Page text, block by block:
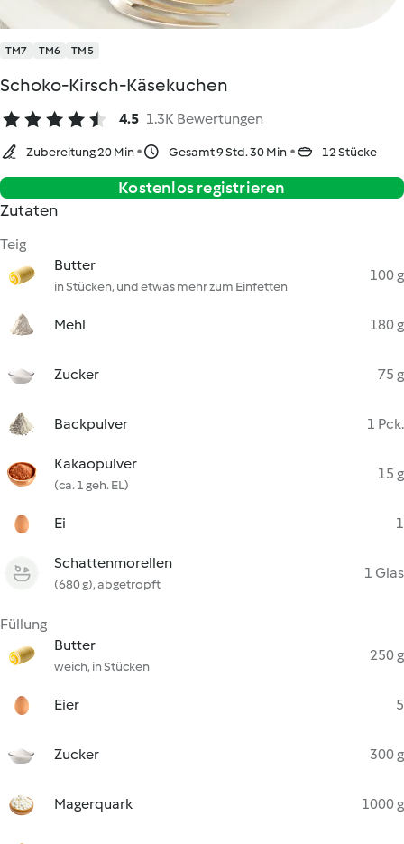
TM7 TM6 TM5
Schoko-Kirsch-Käsekuchen
4.5 1.3K Bewertungen
Zubereitung 20 Min Gesamt 9 Std. 30 Min 12 Stücke
Kostenlos registrieren
Zutaten
Teig
Butter
in Stücken, und etwas mehr zum Einfetten
100 g
Mehl 180 g
Zucker 75 g
Backpulver 1 Pck.
Kakaopulver
(ca. 1 geh. EL)
15 g
Ei 1
Schattenmorellen
(680 g), abgetropft
1 Glas
Füllung
Butter
weich, in Stücken
250 g
Eier 5
Zucker 300 g
Magerquark 1000 g